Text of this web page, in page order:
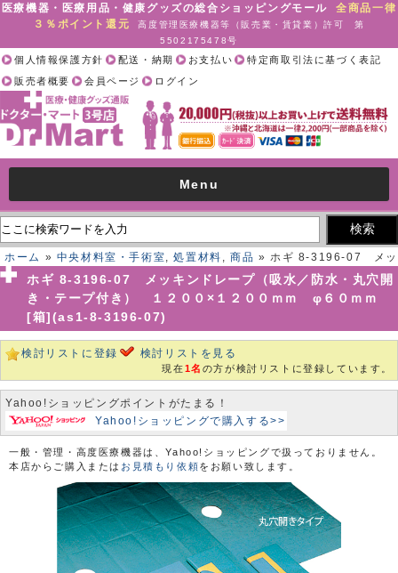
医療機器・医療用品・健康グッズの総合ショッピングモール全商品一律
３％ポイント還元
高度管理医療機器等（販売業・賃貸業）許可 第
5502175478号
個人情報保護方針 配送・納期 お支払い
特定商取引法に基づく表記
販売者概要
会員ページ ログイン
Menu
ホーム » 中央材料室・手術室,処置材料 , 商品 » ホギ 8-3196-07 メッ
キンドレープ（吸水／防水・丸穴開き・テープ付き） １２００×１２０
０ｍｍ φ６０ｍｍ[箱](as1-8-3196-07)
ホギ 8-3196-07 メッキンドレープ（吸水／防水・丸穴開
き・テープ付き） １２００×１２００ｍｍ φ６０ｍｍ
[箱](as1-8-3196-07)
検討リストに登録 検討リストを見る
現在1名 の方が検討リストに登録しています。
Yahoo!ショッピングポイントがたまる！
Yahoo!ショッピングで購入する>>
一般・管理・高度医療機器は、Yahoo!ショッピングで扱っておりません。
本店からご購入または お見積もり依頼をお願い致します。